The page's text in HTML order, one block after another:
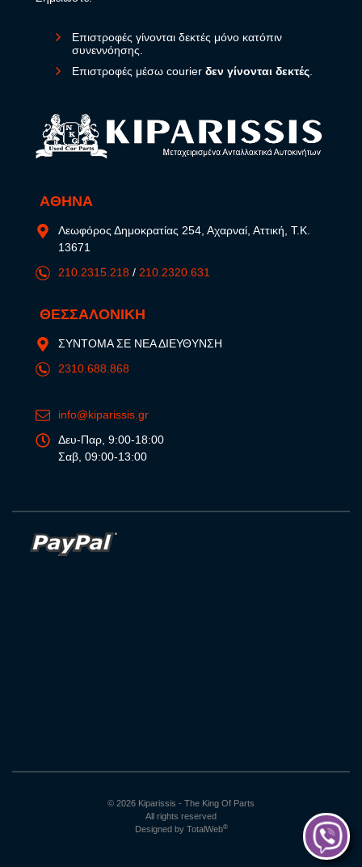
Επιστροφές γίνονται δεκτές μόνο κατόπιν
συνεννόησης.
Επιστροφές μέσω courier δεν γίνονται δεκτές
ΑΘΗΝΑ
Λεωφόρος Δημοκρατίας 254, Αχαρναί, Αττική, Τ.Κ.
13671
210.2315.218 / 210.2320.631
ΘΕΣΣΑΛΟΝΙΚΗ
ΣΥΝΤΟΜΑ ΣΕ ΝΕΑ ΔΙΕΥΘΥΝΣΗ
2310.688.868
info@kiparissis.gr
Δευ-Παρ, 9:00-18:00
Σαβ, 09:00-13:00
© 2026 Kiparissis - The King Of Parts
All rights reserved
Designed by TotalWeb®